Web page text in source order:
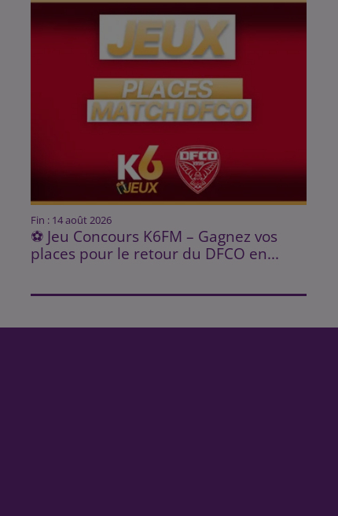
Fin : 14 août 2026
⚽ Jeu Concours K6FM – Gagnez vos
places pour le retour du DFCO en...